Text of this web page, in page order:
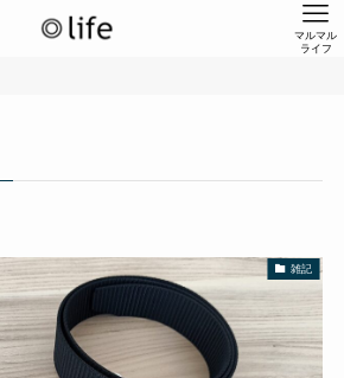
マルマル
ライフ
雑記